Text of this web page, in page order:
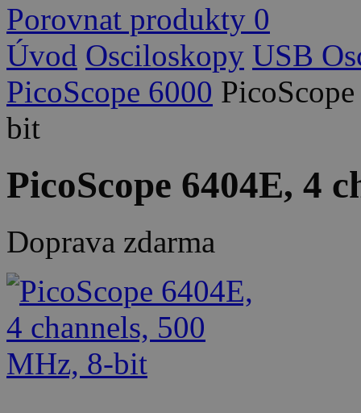
Porovnat produkty 0
Úvod Osciloskopy USB
PicoScope 6000
bit
PicoScope 6404E, 4
Doprava zdarma